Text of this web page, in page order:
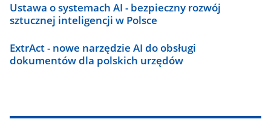
Ustawa o systemach AI - bezpieczny rozwój
sztucznej inteligencji w Polsce
ExtrAct - nowe narzędzie AI do obsługi
dokumentów dla polskich urzędów